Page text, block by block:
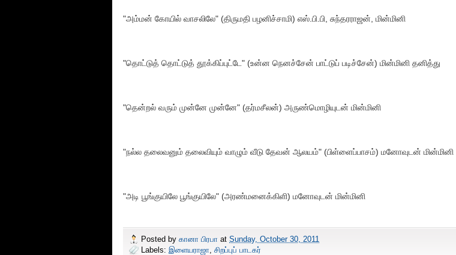
"அம்மன் கோயில் வாசலிலே" (திருமதி பழனிச்சாமி) எஸ்.பி.பி, சுந்தரராஜன், மின்மினி
"தொட்டுத் தொட்டுத் தூக்கிப்புட்டே" (உன்ன நெனச்சேன் பாட்டுப் படிச்சேன்) மின்மினி தனித்து
"தென்றல் வரும் முன்னே முன்னே" (தர்மசீலன்) அருண்மொழியுடன் மின்மினி
"நல்ல தலைவனும் தலைவியும் வாழும் வீடு தேவன் ஆலயம்" (பிள்ளைப்பாசம்) மனோவுடன் மின்மினி
"அடி பூங்குயிலே பூங்குயிலே" (அரண்மனைக்கிளி) மனோவுடன் மின்மினி
Posted by கானா பிரபா at Sunday, October 30, 2011
Labels: இளையராஜா சிறப்புப் பாடகர்